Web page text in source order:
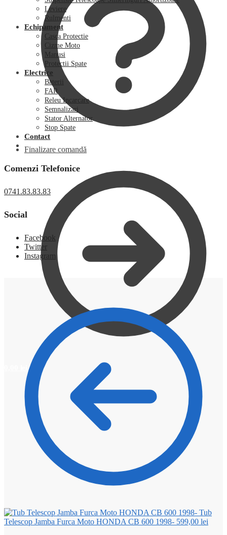
Finalizare comandă
0
Leviere
Rulmenti
Echipament
Casca Protectie
Cizme Moto
Manusi
Protectii Spate
Electrice
Baterii
FAR
Releu Incarcare
Semnalizari
Stator Alternator
Stop Spate
Contact
Comenzi Telefonice
0741.83.83.83
Social
Facebook
Twitter
Instagram
Tub
Telescop Jamba Furca Moto HONDA CB 600 1998- 599,00 lei